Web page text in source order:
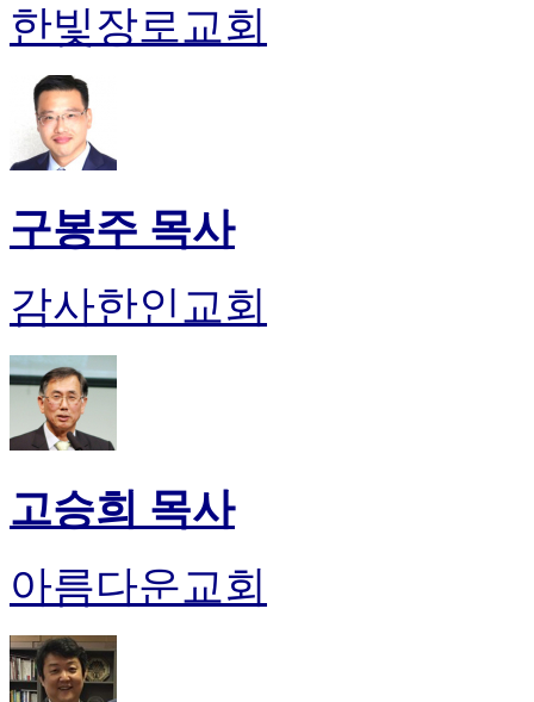
한빛장로교회
구봉주 목사
감사한인교회
고승희 목사
아름다운교회